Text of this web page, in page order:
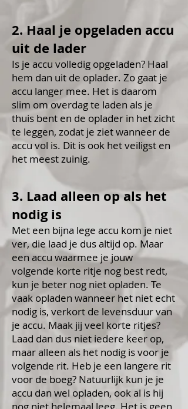
2. Haal je opgeladen accu
uit de lader
Is je accu volledig opgeladen? Haal
hem dan uit de oplader. Zo gaat je
accu langer mee. Het is daarom
slim om overdag te laden als je
thuis bent en de oplader in het zicht
te leggen, zodat je ziet wanneer de
accu vol is. Dit is ook het veiligst en
het meest zuinig.
3. Laad alleen op als het
nodig is
Met een bijna lege accu kom je niet
ver, die laad je dus altijd op. Maar
een accu waarmee je jouw
volgende korte ritje nog best redt,
kun je beter nog niet opladen. Te
vaak opladen wanneer het niet echt
nodig is, verkort de levensduur van
je accu. Maak jij veel korte ritjes?
Laad dan dus niet iedere keer op,
maar alleen als het nodig is voor je
volgende rit. Heb je een langere rit
voor de boeg? Natuurlijk kun je je
accu dan wel opladen, ook al is hij